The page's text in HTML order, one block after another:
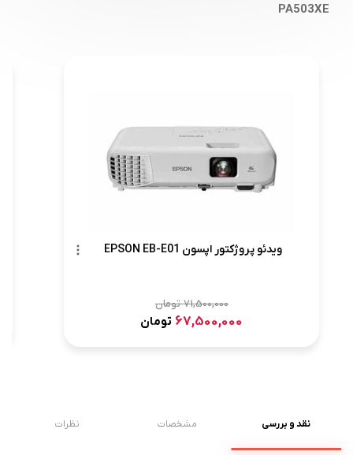
PA503XE
ویدئو پروژکتور اپسون EPSON EB-E01
71,500,000تومان
67,500,000 تومان
نقد و بررسی مشخصات نظرات